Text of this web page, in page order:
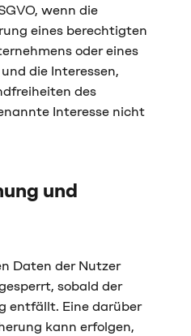
wenn die
eines berechtigten
oder eines
die Interessen,
des
Interesse nicht
und
Daten der Nutzer
sobald der
entfällt. Eine darüber
kann erfolgen,